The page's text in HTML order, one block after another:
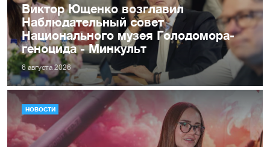
Виктор Ющенко возглавил
Наблюдательный совет
Национального музея Голодомора-
геноцида - Минкульт
6 августа 2026
НОВОСТИ